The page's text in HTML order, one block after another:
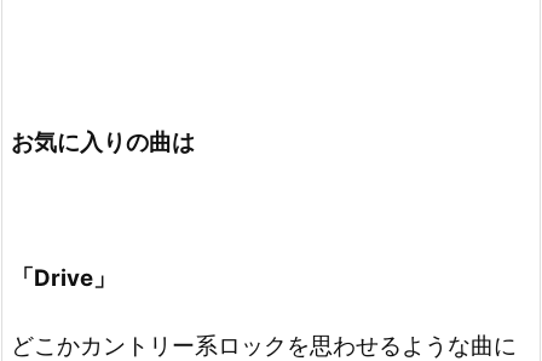
お気に入りの曲は
「Drive」
どこかカントリー系ロックを思わせるような曲に